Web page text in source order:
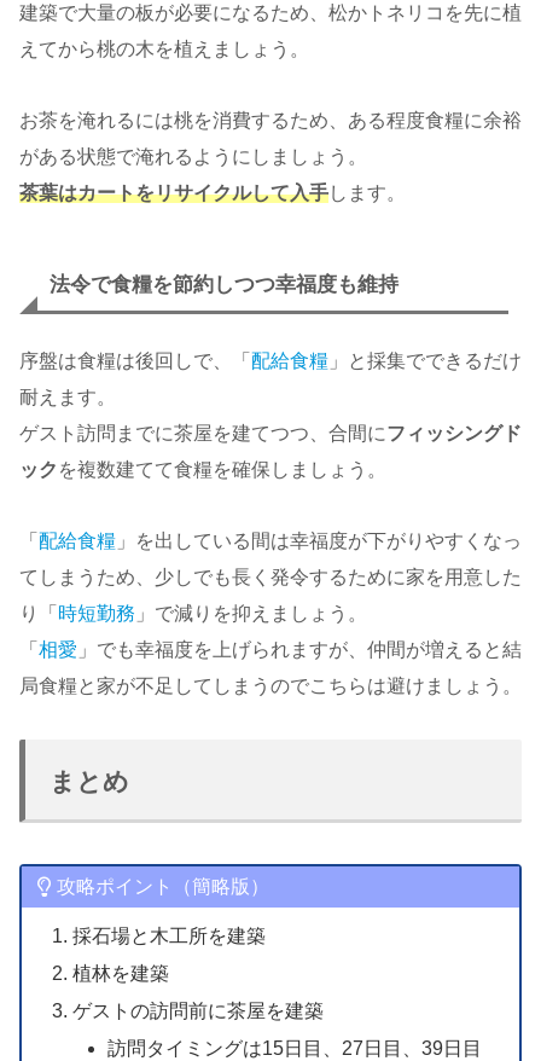
建築で大量の板が必要になるため、松かトネリコを先に植
えてから桃の木を植えましょう。
お茶を淹れるには桃を消費するため、ある程度食糧に余裕
がある状態で淹れるようにしましょう。
茶葉はカートをリサイクルして入手します。
法令で食糧を節約しつつ幸福度も維持
序盤は食糧は後回しで、「 配給食糧 」と採集でできるだけ
耐えます。
ゲスト訪問までに茶屋を建てつつ、合間にフィッシングド
ック を複数建てて食糧を確保しましょう。
「 配給食糧 」を出している間は幸福度が下がりやすくなっ
てしまうため、少しでも長く発令するために家を用意した
り「 時短勤務 」で減りを抑えましょう。
「 相愛 」でも幸福度を上げられますが、仲間が増えると結
局食糧と家が不足してしまうのでこちらは避けましょう。
まとめ
攻略ポイント（簡略版）
採石場と木工所を建築
植林を建築
ゲストの訪問前に茶屋を建築
訪問タイミングは15日目、27日目、39日目